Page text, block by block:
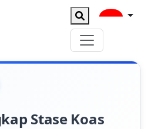
Stase Koas